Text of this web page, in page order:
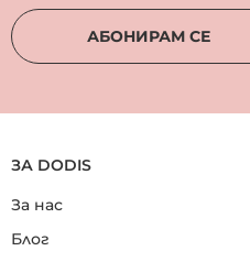
АБОНИРАМ СЕ
ЗА DODIS
За нас
Блог